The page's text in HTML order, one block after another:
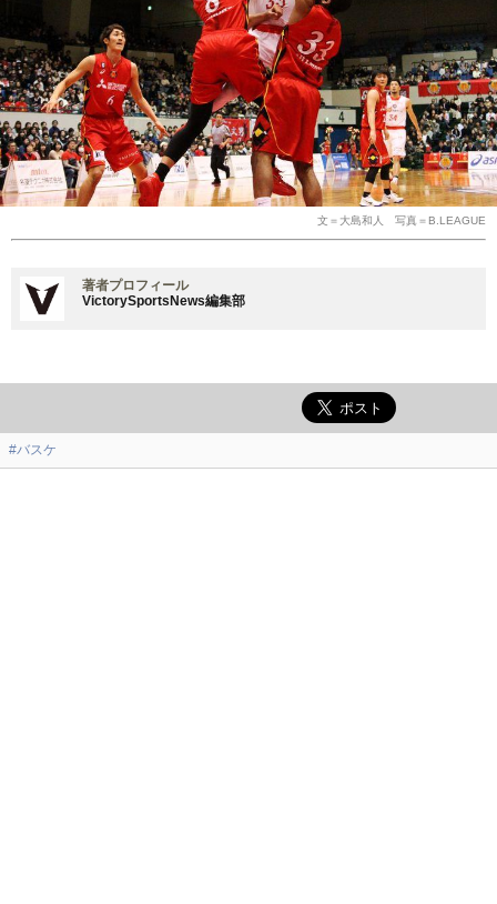
文＝大島和人 写真＝B.LEAGUE
著者プロフィール
VictorySportsNews編集部
#バスケ